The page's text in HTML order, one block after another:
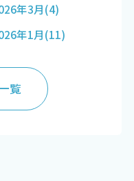
年3月(4)
年1月(11)
覧